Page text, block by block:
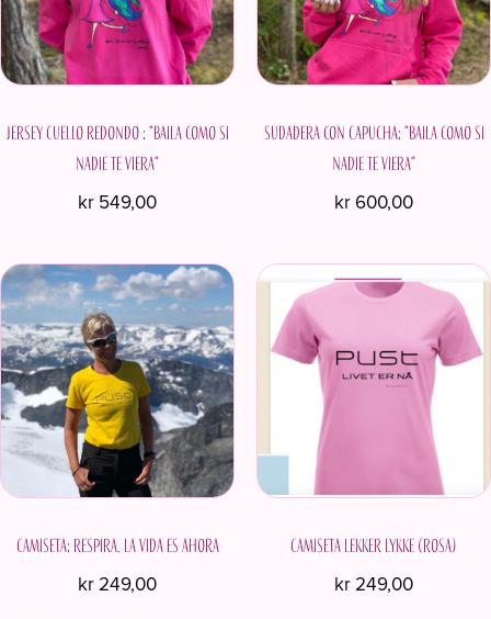
se
pueden
elegir
la
página
de
se
pueden
elegir
la
página
de
Jersey cuello redondo ; "Baila como si
nadie te viera"
kr 549,00
producto
tiene
múltiples
variantes.
Las
opciones
se
pueden
elegir
la
página
Sudadera con capucha; "Baila como si
nadie te viera"
kr600,00
producto
tiene
múltiples
variantes.
Las
opciones
pueden
elegir
la
página
Camiseta; RESPIRA. LA VIDA ES AHORA
kr 249,00
Camiseta Lekker Lykke (Rosa)
kr 249,00